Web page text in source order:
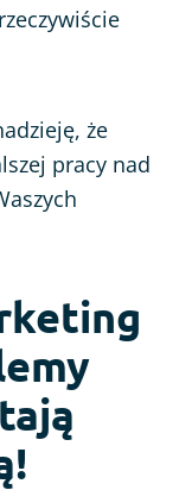
że
pracy nad